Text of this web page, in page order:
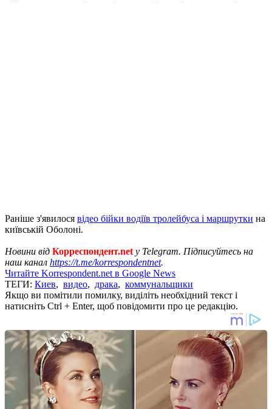
Раніше з'явилося відео бійки водіїв тролейбуса і маршрутки на
київській Оболоні.
Новини від Корреспондент.net у Telegram. Підписуйтесь на
наш канал https://t.me/korrespondentnet.
Читайте Korrespondent.net в Google News
ТЕГИ: Киев, видео, драка, коммунальщики
Якщо ви помітили помилку, виділіть необхідний текст і
натисніть Ctrl + Enter, щоб повідомити про це редакцію.